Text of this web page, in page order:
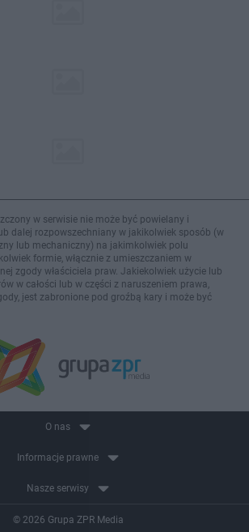
w serwisie nie może być powielany i
dalej rozpowszechniany w jakikolwiek sposób (w
lub mechaniczny) na jakimkolwiek polu
formie, włącznie z umieszczaniem w
zgody właściciela praw. Jakiekolwiek użycie lub
w całości lub w części z naruszeniem prawa,
jest zabronione pod groźbą kary i może być
O nas
Informacje prawne
Nasze serwisy
© 2026 Grupa ZPR Media